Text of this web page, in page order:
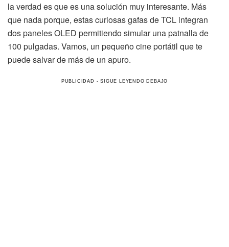
la verdad es que es una solución muy interesante. Más
que nada porque, estas curiosas gafas de TCL integran
dos paneles OLED permitiendo simular una patnalla de
100 pulgadas. Vamos, un pequeño cine portátil que te
puede salvar de más de un apuro.